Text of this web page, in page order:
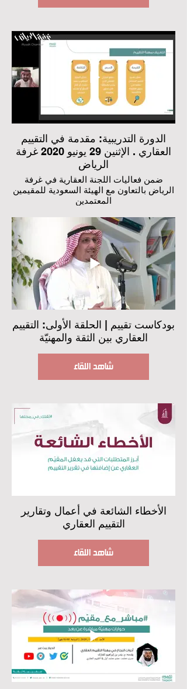
الدورة التدريبية: مقدمة في التقييم
العقاري . الإثنين 29 يونيو 2020 غرفة
الرياض
ضمن فعاليات اللجنة العقارية في غرفة
الرياض بالتعاون مع الهيئة السعودية للمقيمين
المعتمدين
مدير التواصل في الهيئة السعودية للمقيمين و
المعتمدين
شاهد اللقاء
بودكاست تقييم | الحلقة الأولى: التقييم
العقاري بين الثقة والمهنيّة
شاهد اللقاء
الأخطاء الشائعة في أعمال وتقارير
التقييم العقاري
شاهد اللقاء